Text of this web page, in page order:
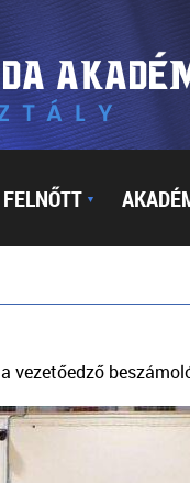
FELNŐTT ▼
vezetőedző